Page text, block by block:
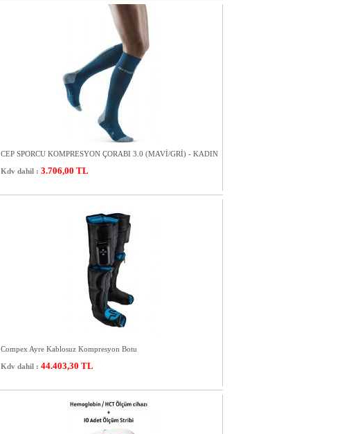
CEP SPORCU KOMPRESYON ÇORABI 3.0 (MAVİ/GRİ) - KADIN
Kdv dahil : 3.706,00 TL
Compex Ayre Kablosuz Kompresyon Botu
Kdv dahil : 44.403,30 TL